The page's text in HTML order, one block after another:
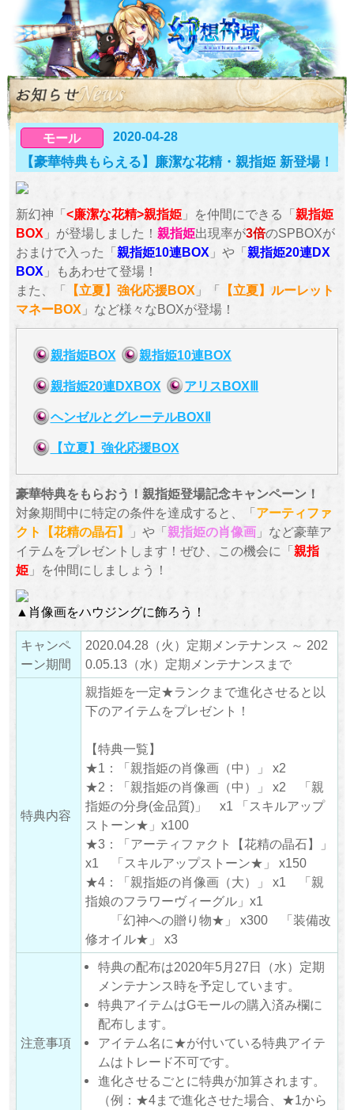
モール 2020-04-28
【豪華特典もらえる】廉潔な花精・親指姫 新登場！
新幻神「<廉潔な花精>親指姫」を仲間にできる「親指姫
BOX 」が登場しました！ 親指姫出現率が3倍のSPBOXが
おまけで入った「親指姫10連BOX 」や「親指姫20連DX
BOX 」もあわせて登場！
また、「 【立夏】強化応援BOX 」「 【立夏】ルーレット
マネーBOX 」など様々なBOXが登場！
親指姫BOX 親指姫10連BOX
親指姫20連DXBOX アリスBOXⅢ
ヘンゼルとグレーテルBOXⅡ
【立夏】強化応援BOX
豪華特典をもらおう！親指姫登場記念キャンペーン！
対象期間中に特定の条件を達成すると、「アーティファ
クト【花精の晶石】
」や「親指姫の肖像画」など豪華ア
イテムをプレゼントします！ぜひ、この機会に「親指
姫」を仲間にしましょう！
▲肖像画をハウジングに飾ろう！
キャンペ
ーン期間
2020.04.28（火）定期メンテナンス ～ 202
0.05.13（水）定期メンテナンスまで
特典内容
親指姫を一定★ランクまで進化させると以
下のアイテムをプレゼント！
【特典一覧】
★1：「親指姫の肖像画（中）」 x2
★2：「親指姫の肖像画（中）」 x2 「親
指姫の分身(金品質)」 x1 「スキルアップ
ストーン★」x100
★3：「アーティファクト【花精の晶石】」
x1 「スキルアップストーン★」 x150
★4：「親指姫の肖像画（大）」 x1 「親
指娘のフラワーヴィーグル」x1
「幻神への贈り物★」 x300 「装備改
修オイル★」 x3
注意事項
特典の配布は2020年5月27日（水）定期
メンテナンス時を予定しています。
特典アイテムはGモールの購入済み欄に
配布します。
アイテム名に★が付いている特典アイテ
ムはトレード不可です。
進化させるごとに特典が加算されます。
（例：★4まで進化させた場合、★1から